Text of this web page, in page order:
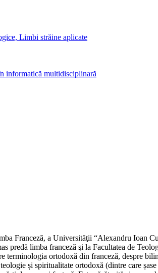
Limbi străine aplicate
informatică multidisciplinară
Franceză, a Universităţii “Alexandru Ioan
predă limba franceză şi la Facultatea de
terminologia ortodoxă din franceză, despre
și spiritualitate ortodoxă (dintre care